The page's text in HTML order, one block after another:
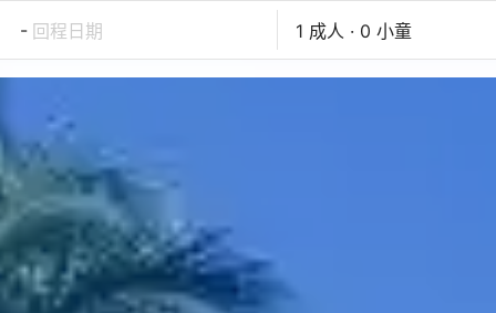
- 回程日期 1 成人 · 0 小童